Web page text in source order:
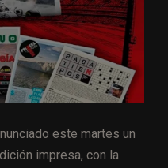
este martes un
impresa, con la